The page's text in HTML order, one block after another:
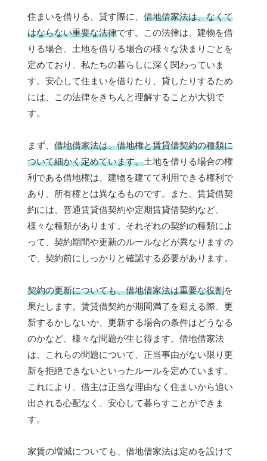
住まいを借りる、貸す際に、 借地借家法は、なくて
はならない重要な法律です。この法律は、建物を借
りる場合、土地を借りる場合の様々な決まりごとを
定めており、私たちの暮らしに深く関わっていま
す。安心して住まいを借りたり、貸したりするため
には、この法律をきちんと理解することが大切で
す。
まず、 借地借家法は、借地権と賃貸借契約の種類に
ついて細かく定めています。土地を借りる場合の権
利である借地権は、建物を建てて利用できる権利で
あり、所有権とは異なるものです。また、賃貸借契
約には、普通賃貸借契約や定期賃貸借契約など、
様々な種類があります。それぞれの契約の種類によ
って、契約期間や更新のルールなどが異なりますの
で、契約前にしっかりと確認する必要があります。
契約の更新についても、借地借家法は重要な役割を
果たします。賃貸借契約が期間満了を迎える際、更
新するかしないか、更新する場合の条件はどうなる
のかなど、様々な問題が生じ得ます。借地借家法
は、これらの問題について、正当事由がない限り更
新を拒絶できないといったルールを定めています。
これにより、借主は正当な理由なく住まいから追い
出される心配なく、安心して暮らすことができま
す。
家賃の増減についても、借地借家法は定めを設けて